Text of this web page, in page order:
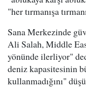
"her tırmanışa
Sana Merkezinde
Ali Salah, Middle
yönünde ilerliyor"
deniz kapasitesinin
kullanmadığını"